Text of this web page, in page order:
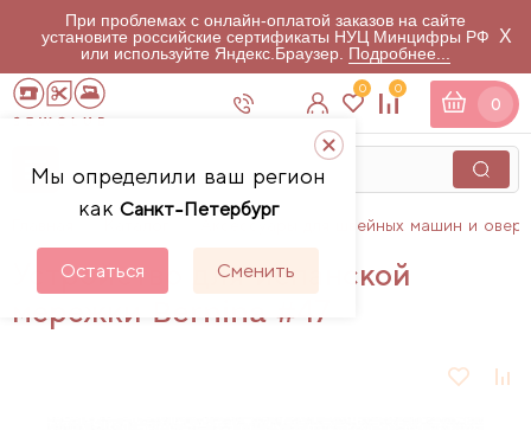
При проблемах с онлайн-оплатой заказов на сайте
установите российские сертификаты НУЦ Минцифры РФ
или используйте Яндекс.Браузер. Подробнее...
X
Мы определили ваш регион
как Санкт-Петербург
Остаться Сменить
0 0
0
Аксессуары для швейных машин и
Устройство для испанской
мережки Bernina #47